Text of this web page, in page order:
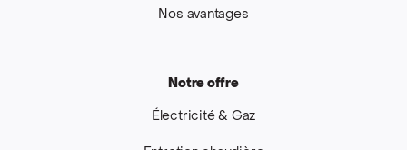
Nos avantages
Notre offre
Électricité & Gaz